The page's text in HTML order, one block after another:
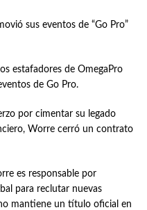
sus eventos de “Go Pro”
estafadores de OmegaPro
de Go Pro.
por cimentar su legado
Worre cerró un contrato
es responsable por
para reclutar nuevas
mantiene un título oficial en